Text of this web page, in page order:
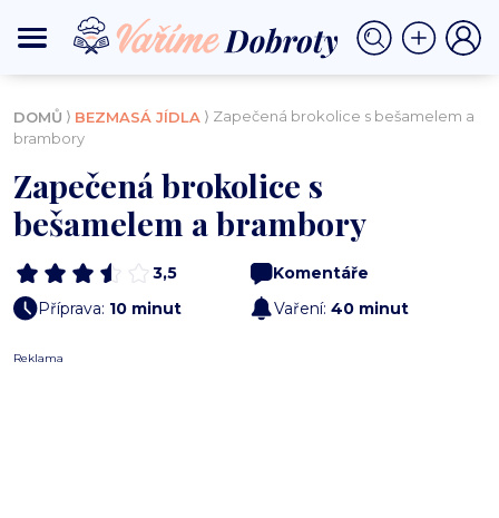
DOMŮ ⟩ BEZMASÁ JÍDLA ⟩ Zapečená brokolice s bešamelem a
brambory
Zapečená brokolice s
bešamelem a brambory
3,5
Komentáře
Příprava: 10 minut Vaření: 40 minut
Reklama